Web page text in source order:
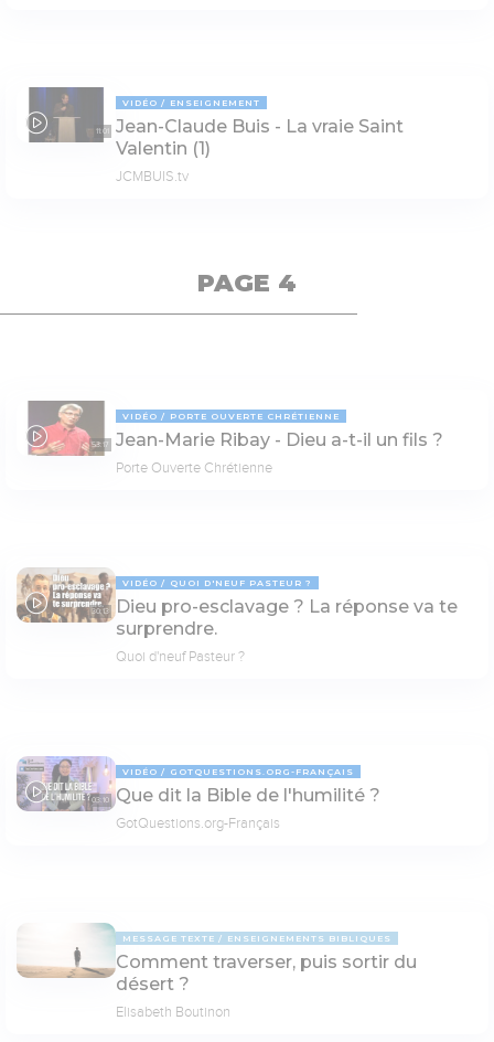
11:01
VIDÉO ENSEIGNEMENT
Jean-Claude Buis - La vraie Saint
Valentin (1)
JCMBUIS.tv
PAGE 4
53:17
VIDÉO PORTE OUVERTE CHRÉTIENNE
Jean-Marie Ribay - Dieu a-t-il un fils ?
Porte Ouverte Chrétienne
30:13
VIDÉO QUOI D'NEUF PASTEUR ?
Dieu pro-esclavage ? La réponse va te
surprendre.
Quoi d'neuf Pasteur ?
03:10
VIDÉO GOTQUESTIONS.ORG-FRANÇAIS
Que dit la Bible de l'humilité ?
GotQuestions.org-Français
MESSAGE TEXTE ENSEIGNEMENTS BIBLIQUES
Comment traverser, puis sortir du
désert ?
Elisabeth Boutinon